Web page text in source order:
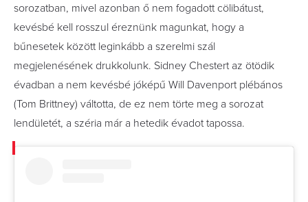
sorozatban, mivel azonban ő nem fogadott cölibátust,
kevésbé kell rosszul éreznünk magunkat, hogy a
bűnesetek között leginkább a szerelmi szál
megjelenésének drukkolunk. Sidney Chestert az ötödik
évadban a nem kevésbé jóképű Will Davenport plébános
(Tom Brittney) váltotta, de ez nem törte meg a sorozat
lendületét, a széria már a hetedik évadot tapossa.